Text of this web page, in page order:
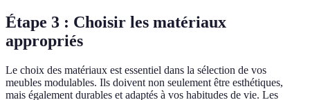
Étape 3 : Choisir les matériaux
appropriés
Le choix des matériaux est essentiel dans la sélection de vos
meubles modulables. Ils doivent non seulement être esthétiques,
mais également durables et adaptés à vos habitudes de vie. Les